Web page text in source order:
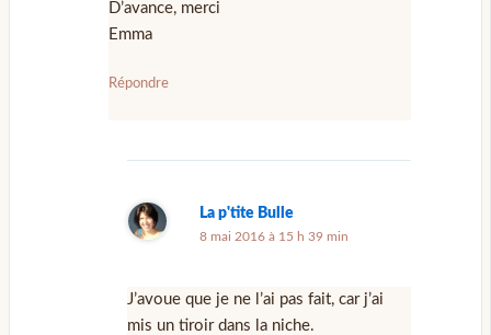
D’avance, merci
Emma
Répondre
La p'tite Bulle
8 mai 2016 à 15 h 39 min
J’avoue que je ne l’ai pas fait, car j’ai
mis un tiroir dans la niche.